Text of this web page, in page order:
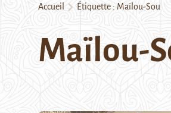
Accueil Étiquette : Maïlou-Sou
Maïlou-